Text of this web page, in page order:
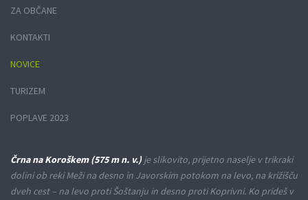
ZA OBČANE
KONTAKTI
NOVICE
TURIZEM
POPLAVE 2023
Črna na Koroškem (575 m n. v.)je slikovito, prijetno naselje v trikraki
dolini ob reki Meži na desno in Javorskim potokom na levo, na križišču
dveh cest – na levo proti Šoštanju in desno proti Koprivni. Ko prideš v